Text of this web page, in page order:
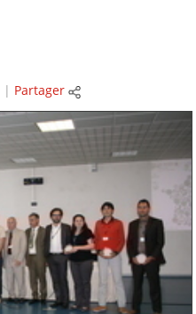
| Partager